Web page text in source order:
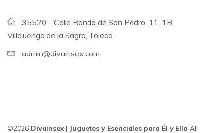
35520 - Calle Ronda de San Pedro, 11, 1B,
Villaluenga de la Sagra, Toledo.
admin@divainsex.com
©2026 Divainsex | Juguetes y Esenciales para Él y Ella All